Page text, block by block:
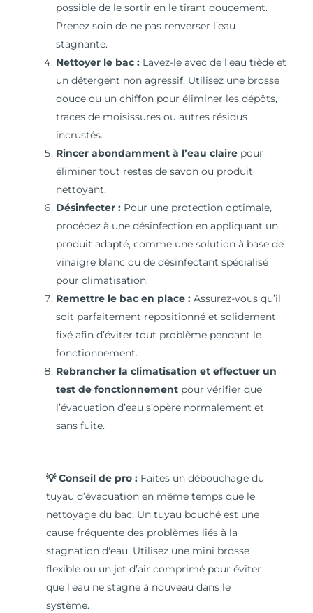
possible de le sortir en le tirant doucement.
Prenez soin de ne pas renverser l’eau
stagnante.
Nettoyer le bac :Lavez-le avec de l’eau tiède et
un détergent non agressif. Utilisez une brosse
douce ou un chiffon pour éliminer les dépôts,
traces de moisissures ou autres résidus
incrustés.
Rincer abondamment à l’eau clairepour
éliminer tout restes de savon ou produit
nettoyant.
Désinfecter :Pour une protection optimale,
procédez à une désinfection en appliquant un
produit adapté, comme une solution à base de
vinaigre blanc ou de désinfectant spécialisé
pour climatisation.
Remettre le bac en place :Assurez-vous qu’il
soit parfaitement repositionné et solidement
fixé afin d’éviter tout problème pendant le
fonctionnement.
Rebrancher la climatisation et effectuer un
test de fonctionnementpour vérifier que
l’évacuation d’eau s’opère normalement et
sans fuite.
💡 Conseil de pro : Faites un débouchage du
tuyau d’évacuation en même temps que le
nettoyage du bac. Un tuyau bouché est une
cause fréquente des problèmes liés à la
stagnation d'eau. Utilisez une mini brosse
flexible ou un jet d’air comprimé pour éviter
que l’eau ne stagne à nouveau dans le
système.